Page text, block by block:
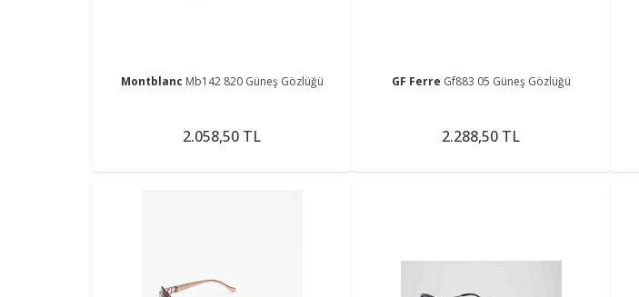
Montblanc Mb142 820 Güneş Gözlüğü
2.058,50 TL
GF Ferre Gf883 05 Güneş Gözlüğü
2.288,50 TL